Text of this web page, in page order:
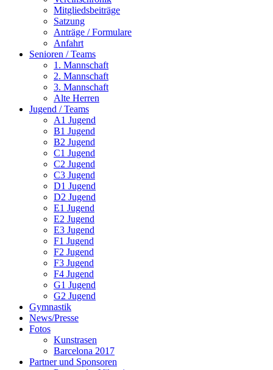
Mitgliedsbeiträge
Satzung
Anträge / Formulare
Anfahrt
Senioren / Teams
1. Mannschaft
2. Mannschaft
3. Mannschaft
Alte Herren
Jugend / Teams
A1 Jugend
B1 Jugend
B2 Jugend
C1 Jugend
C2 Jugend
C3 Jugend
D1 Jugend
D2 Jugend
E1 Jugend
E2 Jugend
E3 Jugend
F1 Jugend
F2 Jugend
F3 Jugend
F4 Jugend
G1 Jugend
G2 Jugend
Gymnastik
News/Presse
Fotos
Kunstrasen
Barcelona 2017
Partner und Sponsoren